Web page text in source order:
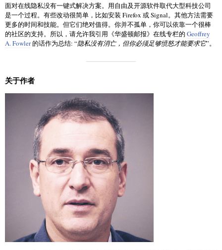
面对在线隐私没有一键式解决方案。用自由及开源软件取代大型科技公司
是一个过程。有些改动很简单，比如安装 Firefox 或 Signal。其他方法需要
更多的时间和技能。但它们绝对值得。你并不孤单，你可以依靠一个很棒
的社区的支持。所以，请允许我引用《华盛顿邮报》在线专栏的 Geoffrey
A. Fowler的话作为总结: “隐私没有消亡，但你必须足够愤怒才能要求它”。
关于作者